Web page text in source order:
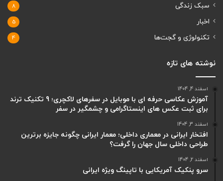
سبک زندگی 8
اخبار 5
تکنولوژی و گجت‌ها 4
نوشته های تازه
اسفند 4, 1404
آموزش عکاسی حرفه ای با موبایل در سفرهای لاکچری؛ 9 تکنیک ترند
برای ثبت عکس های اینستاگرامی و چشمگیر در سفر
اسفند 3, 1404
افتخار ایرانی در معماری داخلی؛ معمار ایرانی چگونه جایزه برترین
طراحی داخلی سال جهان را گرفت؟
اسفند 2, 1404
سرو پنکیک آمریکایی با تاپینگ ویژه ایرانی